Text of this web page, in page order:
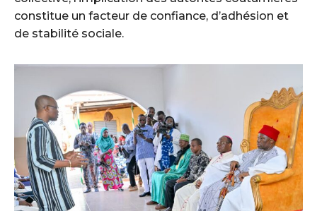
constitue un facteur de confiance, d’adhésion et
de stabilité sociale.